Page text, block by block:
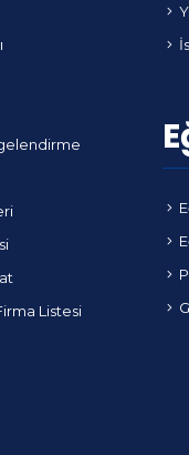
Listesi